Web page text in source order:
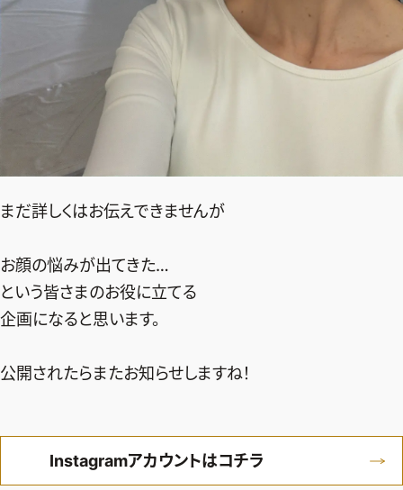
まだ詳しくはお伝えできませんが
お顔の悩みが出てきた…
という皆さまのお役に立てる
企画になると思います。
公開されたらまたお知らせしますね！
Instagramアカウントはコチラ